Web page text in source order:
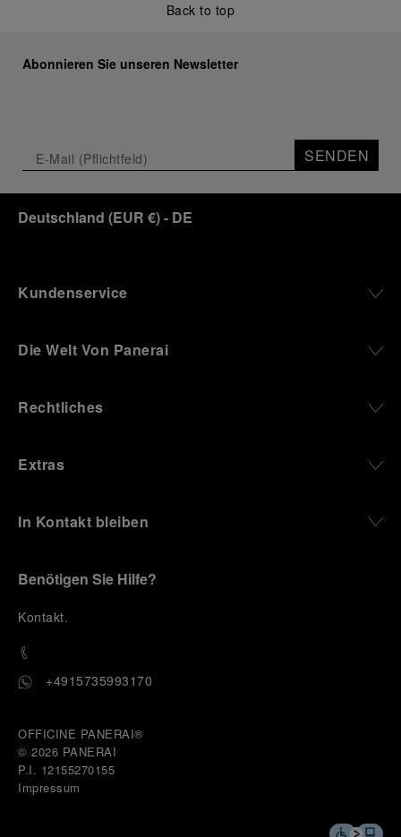
Back to top
Abonnieren Sie unseren Newsletter
SENDEN
Deutschland (EUR €)- DE
Kundenservice
Die Welt Von Panerai
Rechtliches
Extras
In Kontakt bleiben
Benötigen Sie Hilfe?
Kontakt.
+4915735993170
OFFICINE PANERAI®
© 2026 PANERAI
P.I. 12155270155
Impressum